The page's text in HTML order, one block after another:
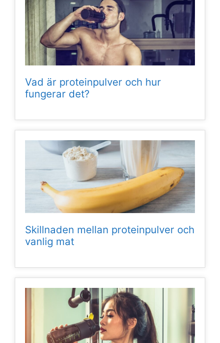
Vad är proteinpulver och hur
fungerar det?
Skillnaden mellan proteinpulver och
vanlig mat